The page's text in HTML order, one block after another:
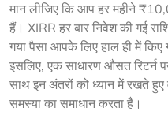
मान लीजिए कि आप हर महीने
हैं। XIRR हर बार निवेश की गई
गया पैसा आपके लिए हाल ही में किए
इसलिए, एक साधारण औसत रिटर्न
साथ इन अंतरों को ध्यान में रखते हुए
समस्या का समाधान करता है।